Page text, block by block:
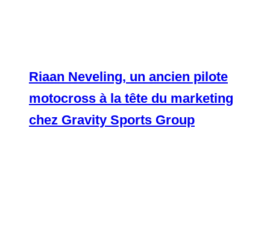
Riaan Neveling, un ancien pilote
motocross à la tête du marketing
chez Gravity Sports Group